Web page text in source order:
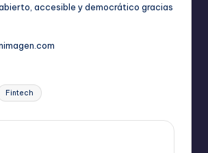
accesible y democrático gracias
Fintech